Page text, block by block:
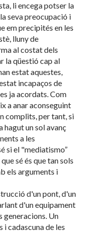
li encega potser la
seva preocupació i
em precipités en les
lluny de
al costat dels
la qüestió cap al
estat aquestes,
incapaços de
ja acordats. Com
a anar aconseguint
complits, per tant, si
hagut un sol avanç
a les
si el "mediatismo”
sé és que tan sols
els arguments i
d'un pont, d'un
d'un equipament
generacions. Un
i cadascuna de les